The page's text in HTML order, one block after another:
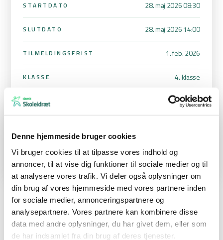
Denne hjemmeside bruger cookies
Vi bruger cookies til at tilpasse vores indhold og
annoncer, til at vise dig funktioner til sociale medier og til
at analysere vores trafik. Vi deler også oplysninger om
din brug af vores hjemmeside med vores partnere inden
for sociale medier, annonceringspartnere og
analysepartnere. Vores partnere kan kombinere disse
data med andre oplysninger, du har givet dem, eller som
de har indsamlet fra din brug af deres tjenester.
STARTDATO 28. maj 2026 08:30
SLUTDATO 28. maj 2026 14:00
TILMELDINGSFRIST 1. feb. 2026
KLASSE 4. klasse
STÆVNEANSVARLIG
Georg Breddam
Idrætsdag for 4. klasser på Nørre Nissum Efterskole
Kom og vær med til en sjov og anderledes idrætsdag på Nørre